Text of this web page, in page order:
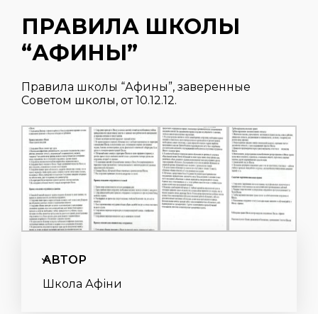
ПРАВИЛА ШКОЛЫ
“АФИНЫ”
Правила школы “Афины”, заверенные
Советом школы, от 10.12.12.
АВТОР
Школа Афіни